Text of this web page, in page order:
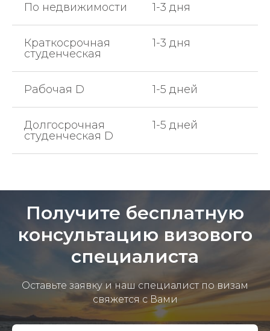
По недвижимости 1-3 дня
Краткосрочная
студенческая
1-3 дня
Рабочая D 1-5 дней
Долгосрочная
студенческая D
1-5 дней
Получите бесплатную
консультацию визового
специалиста
Оставьте заявку и наш специалист по визам
свяжется с Вами